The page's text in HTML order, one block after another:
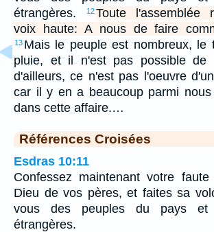
étrangères.
12Toute l'assemblée
voix haute: A nous de faire
13 Mais le peuple est nombreux, le
pluie, et il n'est pas possible de
d'ailleurs, ce n'est pas l'oeuvre
car il y en a beaucoup parmi
dans cette affaire.…
Références Croisées
Esdras 10:11
Confessez maintenant votre
Dieu de vos pères, et faites sa
vous des peuples du pays et
étrangères.